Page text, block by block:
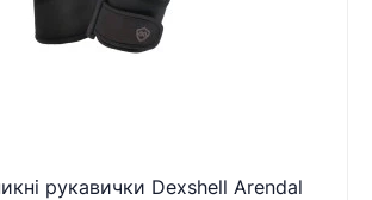
рукавички Dexshell Arendal